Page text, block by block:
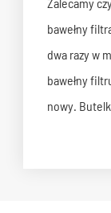
bawełny
dwa razy w
bawełny
nowy.